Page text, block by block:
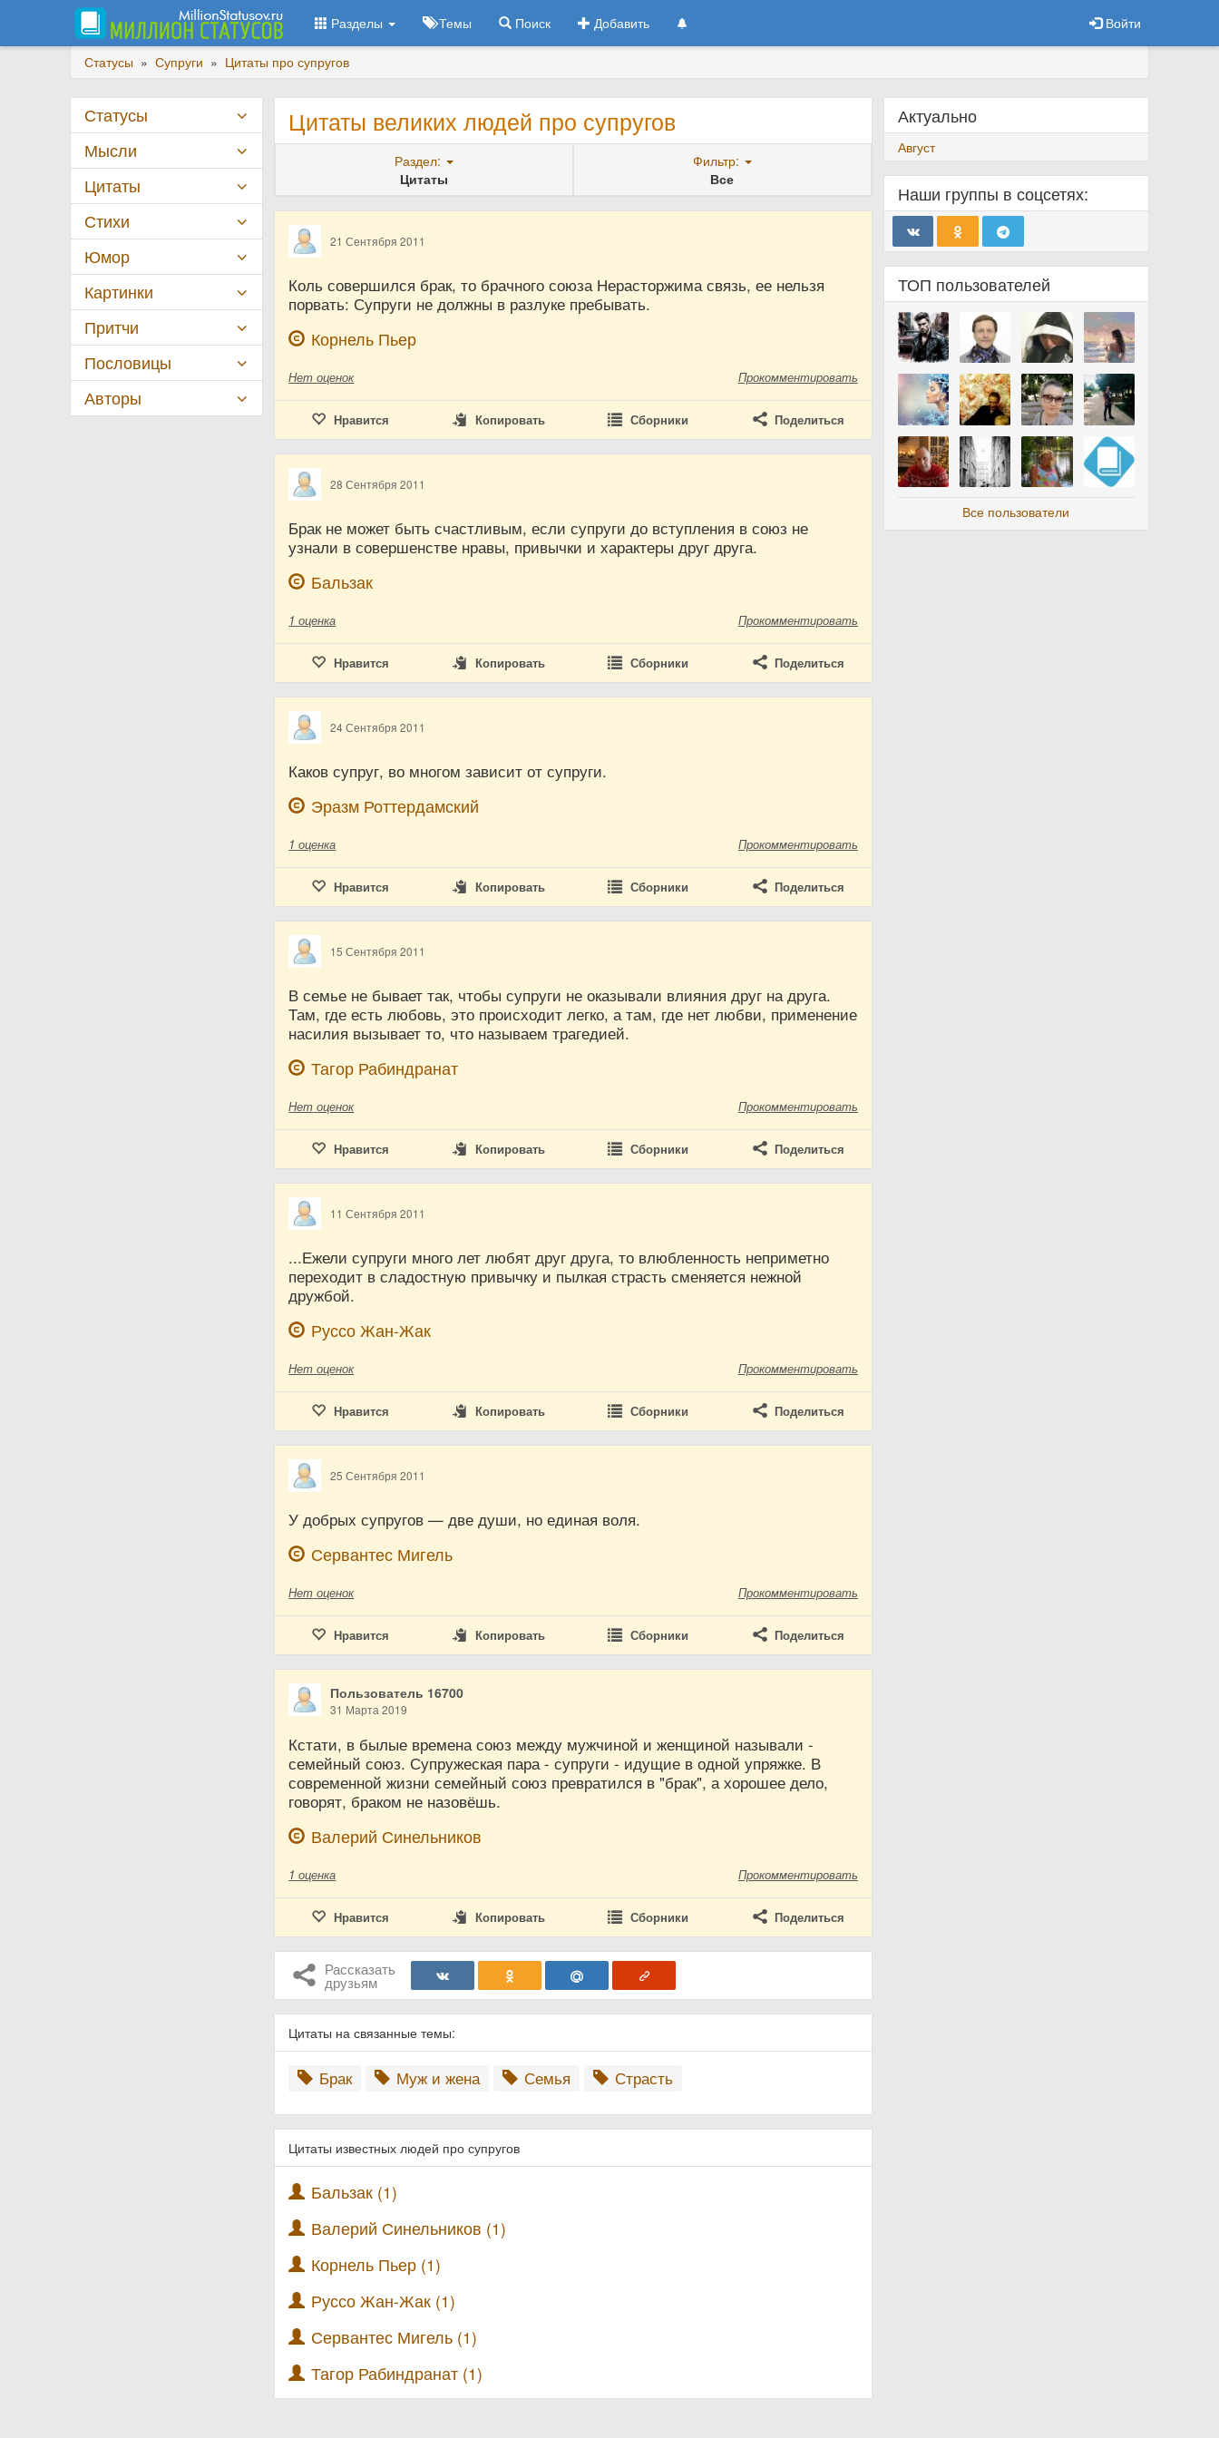
Разделы Темы Поиск Добавить Войти
Статусы » Супруги » Цитаты про супругов
Цитаты великих людей про супругов
Раздел:
Цитаты
Фильтр:
Все
21 Сентября 2011
Коль совершился брак, то брачного союза Нерасторжима связь, ее нельзя
порвать: Супруги не должны в разлуке пребывать.
Корнель Пьер
Нет оценок Прокомментировать
Нравится Копировать Сборники Поделиться
28 Сентября 2011
Брак не может быть счастливым, если супруги до вступления в союз не
узнали в совершенстве нравы, привычки и характеры друг друга.
Бальзак
1 оценка Прокомментировать
Нравится Копировать Сборники Поделиться
24 Сентября 2011
Каков супруг, во многом зависит от супруги.
Эразм Роттердамский
1 оценка Прокомментировать
Нравится Копировать Сборники Поделиться
15 Сентября 2011
В семье не бывает так, чтобы супруги не оказывали влияния друг на друга.
Там, где есть любовь, это происходит легко, а там, где нет любви, применение
насилия вызывает то, что называем трагедией.
Тагор Рабиндранат
Нет оценок Прокомментировать
Нравится Копировать Сборники Поделиться
11 Сентября 2011
...Ежели супруги много лет любят друг друга, то влюбленность неприметно
переходит в сладостную привычку и пылкая страсть сменяется нежной
дружбой.
Руссо Жан-Жак
Нет оценок Прокомментировать
Нравится Копировать Сборники Поделиться
25 Сентября 2011
У добрых супругов — две души, но единая воля.
Сервантес Мигель
Нет оценок Прокомментировать
Нравится Копировать Сборники Поделиться
Пользователь 16700
31 Марта 2019
Кстати, в былые времена союз между мужчиной и женщиной называли -
семейный союз. Супружеская пара - супруги - идущие в одной упряжке. В
современной жизни семейный союз превратился в "брак", а хорошее дело,
говорят, браком не назовёшь.
Валерий Синельников
1 оценка Прокомментировать
Нравится Копировать Сборники Поделиться
Рассказать
друзьям
Цитаты на связанные темы:
Брак Муж и жена Семья Страсть
Цитаты известных людей про супругов
Бальзак (1)
Валерий Синельников (1)
Корнель Пьер (1)
Руссо Жан-Жак (1)
Сервантес Мигель (1)
Тагор Рабиндранат (1)
Актуально
Август
Наши группы в соцсетях:
ТОП пользователей
Все пользователи
Статусы
Мысли
Цитаты
Стихи
Юмор
Картинки
Притчи
Пословицы
Авторы